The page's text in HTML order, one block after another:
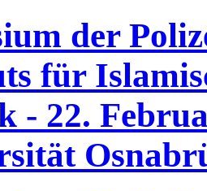
der
für
- 22.